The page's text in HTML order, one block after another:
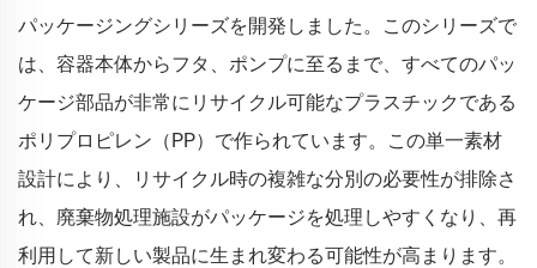
パッケージングシリーズを開発しました。このシリーズで
は、容器本体からフタ、ポンプに至るまで、すべてのパッ
ケージ部品が非常にリサイクル可能なプラスチックである
ポリプロピレン（PP）で作られています。この単一素材
設計により、リサイクル時の複雑な分別の必要性が排除さ
れ、廃棄物処理施設がパッケージを処理しやすくなり、再
利用して新しい製品に生まれ変わる可能性が高まります。